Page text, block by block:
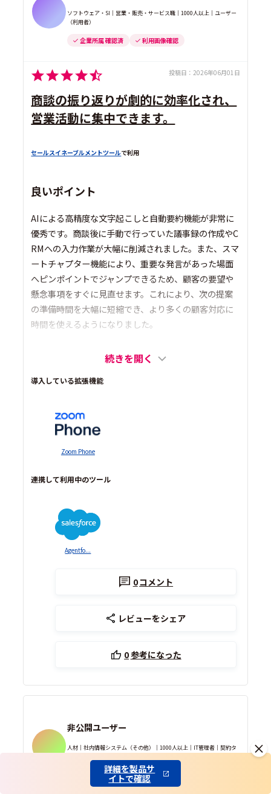
ソフトウェア・SI｜営業・販売・サービス職｜1000人以上｜ユーザー
（利用者）
企業所属 確認済 利用画像確認
投稿日： 2026年06月01日
商談の振り返りが劇的に効率化され、
営業活動に集中できます。
セールスイネーブルメントツールで利用
良いポイント
AIによる高精度な文字起こしと自動要約機能が非常に
優秀です。商談後に手動で行っていた議事録の作成やC
RMへの入力作業が大幅に削減されました。また、スマ
ートチャプター機能により、重要な発言があった場面
へピンポイントでジャンプできるため、顧客の要望や
懸念事項をすぐに見直せます。これにより、次の提案
の準備時間を大幅に短縮でき、より多くの顧客対応に
時間を使えるようになりました。
続きを開く
導入している拡張機能
Zoom Phone
連携して利用中のツール
Agentfo...
0コメント
レビューをシェア
0参考になった
非公開ユーザー
人材｜社内情報システム（その他）｜1000人以上｜IT管理者｜契約タ
企業所属 確認済
詳細を製品サ
イトで確認